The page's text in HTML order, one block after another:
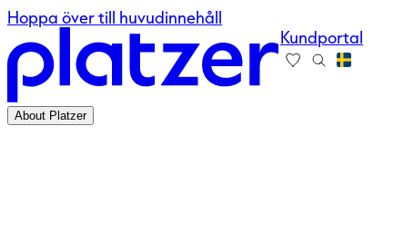
Hoppa över till huvudinnehåll
About Platzer
Kundportal